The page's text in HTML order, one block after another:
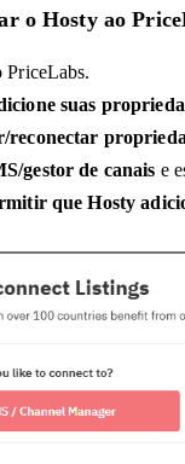
o Hosty ao
PriceLabs.
suas
reconectar
gestor de canais e
que Hosty